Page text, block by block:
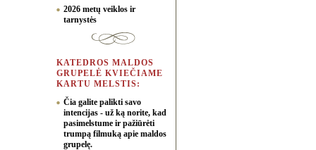
2026 metų veiklos ir
tarnystės
KATEDROS MALDOS
GRUPELĖ KVIEČIAME
KARTU MELSTIS:
Čia galite palikti savo
intencijas - už ką norite, kad
pasimelstume ir pažiūrėti
trumpą filmuką apie maldos
grupelę.